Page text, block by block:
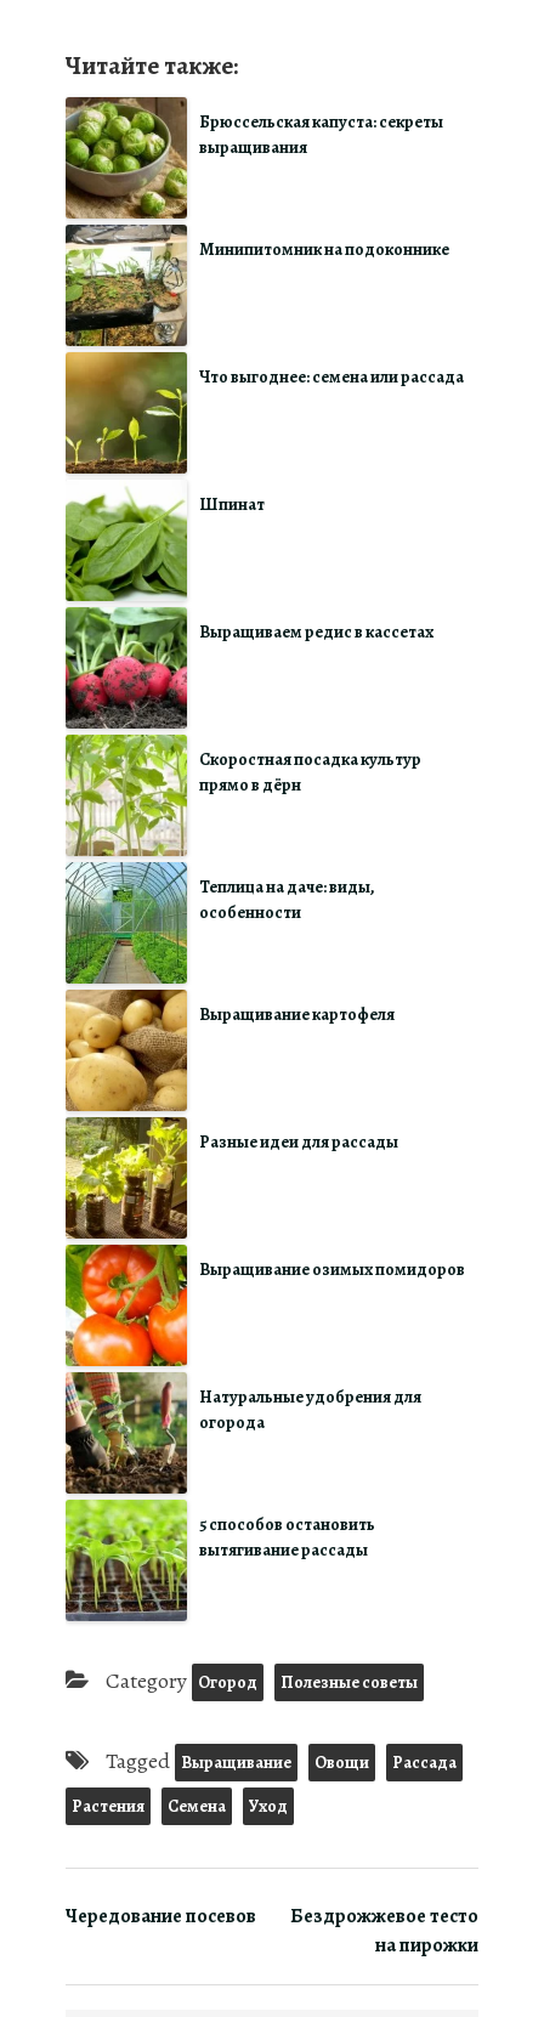
Читайте также:
Брюссельская капуста: секреты
выращивания
Минипитомник на подоконнике
Что выгоднее: семена или рассада
Шпинат
Выращиваем редис в кассетах
Скоростная посадка культур
прямо в дёрн
Теплица на даче: виды,
особенности
Выращивание картофеля
Разные идеи для рассады
Выращивание озимых помидоров
Натуральные удобрения для
огорода
5 способов остановить
вытягивание рассады
Category Огород Полезные советы
Tagged Выращивание Овощи
Рассада
Растения
Семена Уход
Чередование посевов
Бездрожжевое тесто
на пирожки